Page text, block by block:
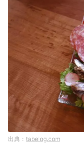
tabelog.com